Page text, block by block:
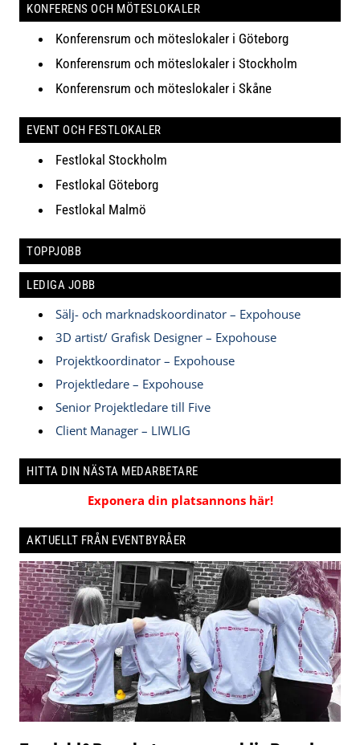
KONFERENS OCH MÖTESLOKALER
Konferensrum och möteslokaler i Göteborg
Konferensrum och möteslokaler i Stockholm
Konferensrum och möteslokaler i Skåne
EVENT OCH FESTLOKALER
Festlokal Stockholm
Festlokal Göteborg
Festlokal Malmö
TOPPJOBB
LEDIGA JOBB
Sälj- och marknadskoordinator – Expohouse
3D artist/ Grafisk Designer – Expohouse
Projektkoordinator – Expohouse
Projektledare – Expohouse
Senior Projektledare till Five
Client Manager – LIWLIG
HITTA DIN NÄSTA MEDARBETARE
Exponera din platsannons här!
AKTUELLT FRÅN EVENTBYRÅER